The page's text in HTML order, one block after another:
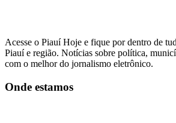
Acesse o Piauí Hoje e fique por dentro de
Piauí e região. Notícias sobre política,
com o melhor do jornalismo eletrônico.
Onde estamos